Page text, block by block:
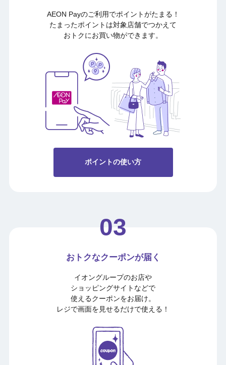
AEON Payのご利用でポイントがたまる！
たまったポイントは対象店舗でつかえて
おトクにお買い物ができます。
ポイントの使い方
おトクなクーポンが届く
イオングループのお店や
ショッピングサイトなどで
使えるクーポンをお届け。
レジで画面を見せるだけで使える！